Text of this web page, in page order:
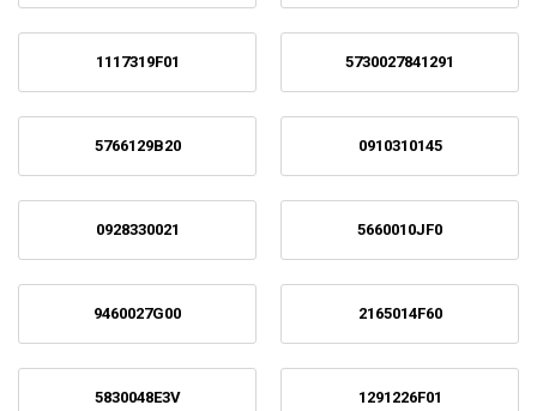
1117319F01 5730027841291
5766129B20 0910310145
0928330021 5660010JF0
9460027G00 2165014F60
5830048E3V 1291226F01